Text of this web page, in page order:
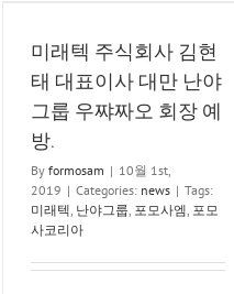
미래텍 주식회사 김현
태 대표이사 대만 난야
그룹 우쨔짜오 회장 예
방.
By formosam | 10월 1st,
2019 | Categories: news | Tags:
미래텍, 난야그룹, 포모사엠, 포모
사코리아